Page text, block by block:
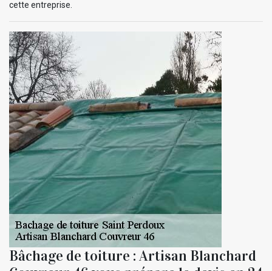
cette entreprise.
Bâchage de toiture : Artisan Blanchard